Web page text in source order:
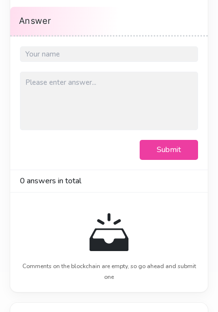
Answer
Submit
0answers in total
Comments on the blockchain are empty, so go ahead and submit
one